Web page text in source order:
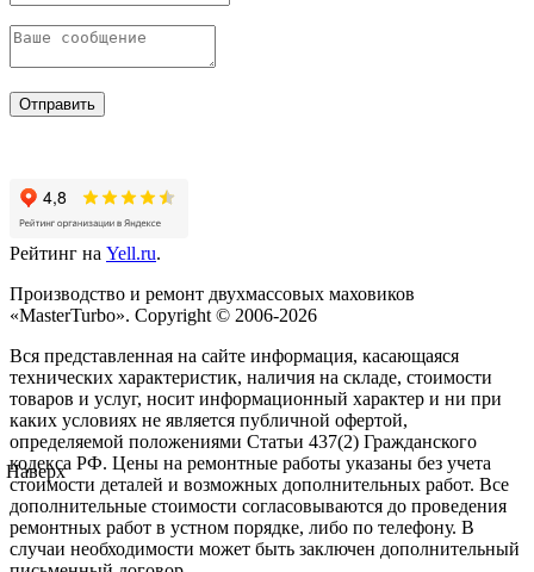
Отправить
Рейтинг на Yell.ru.
Производство и ремонт двухмассовых маховиков
«MasterTurbo». Copyright © 2006-2026
Вся представленная на сайте информация, касающаяся
технических характеристик, наличия на складе, стоимости
товаров и услуг, носит информационный характер и ни при
каких условиях не является публичной офертой,
определяемой положениями Статьи 437(2) Гражданского
кодекса РФ. Цены на ремонтные работы указаны без учета
стоимости деталей и возможных дополнительных работ. Все
дополнительные стоимости согласовываются до проведения
ремонтных работ в устном порядке, либо по телефону. В
случаи необходимости может быть заключен дополнительный
Наверх